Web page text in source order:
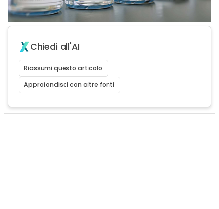
Chiedi all'AI
Riassumi questo articolo
Approfondisci con altre fonti